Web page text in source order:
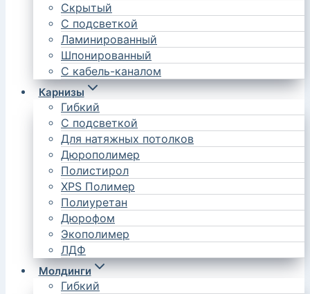
Скрытый
С подсветкой
Ламинированный
Шпонированный
С кабель-каналом
Карнизы
Гибкий
С подсветкой
Для натяжных потолков
Дюрополимер
Полистирол
XPS Полимер
Полиуретан
Дюрофом
Экополимер
ЛДФ
Молдинги
Гибкий